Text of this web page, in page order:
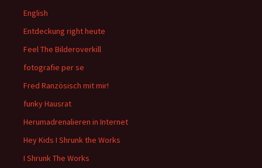
English
Entdeckung right heute
Feel The Bilderoverkill
fotografie per se
Fred Ranzösisch mit mir!
funky Hausrat
Herumadrenalieren in Internet
Hey Kids I Shrunk the Works
I Shrunk The Works